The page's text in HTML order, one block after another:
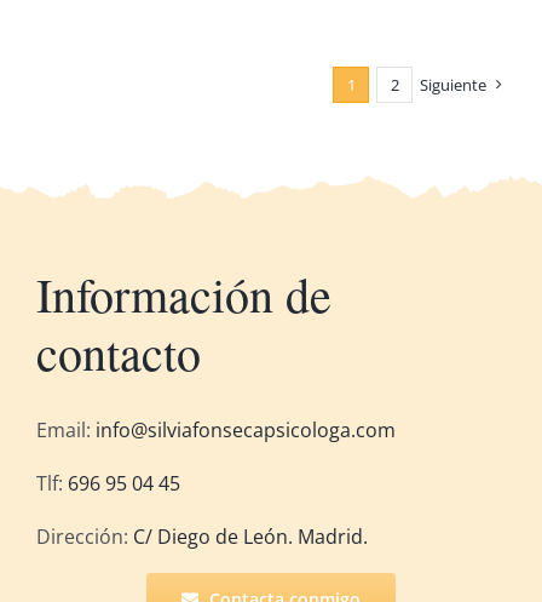
1 2 Siguiente
Información de
contacto
Email: info@silviafonsecapsicologa.com
Tlf: 696 95 04 45
Dirección: C/ Diego de León. Madrid.